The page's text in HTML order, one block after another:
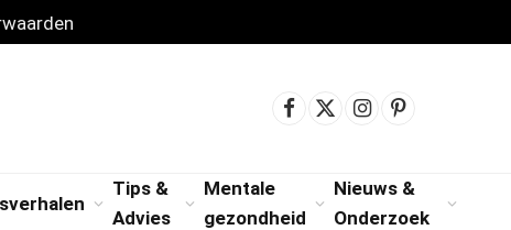
Facebook
X
InstagramPinterest
Tips &
Advies
Mentale
gezondheid
Nieuws &
Onderzoek